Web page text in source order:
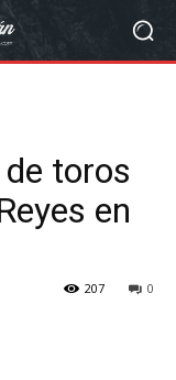
toros
en
0
207